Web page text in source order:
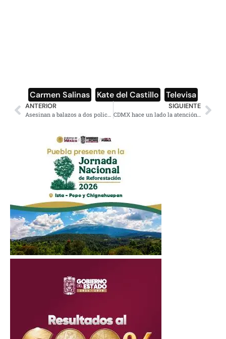
Carmen Salinas Kate del Castillo Televisa
ANTERIOR
Asesinan a balazos a dos policías municipales en Puebla
SIGUIENTE
CDMX hace un lado la atención de grietas que se aceleraron por el sismo